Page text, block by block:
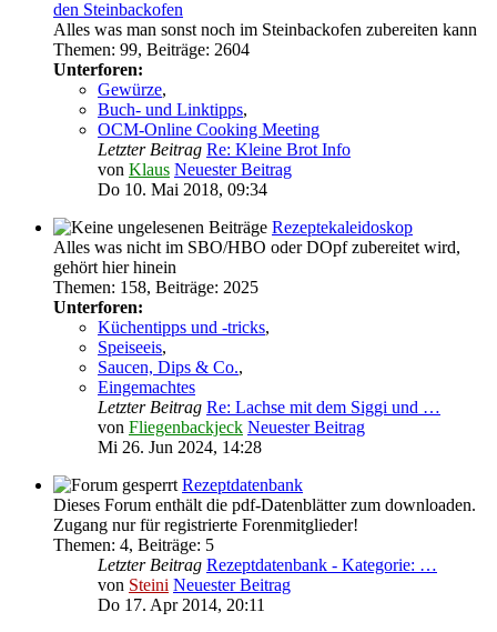
den Steinbackofen
Alles was man sonst noch im Steinbackofen zubereiten kann
Themen: 99, Beiträge: 2604
Unterforen:
Gewürze,
Buch- und Linktipps,
OCM-Online Cooking Meeting
Letzter Beitrag Re: Kleine Brot Info
von Klaus Neuester Beitrag
Do 10. Mai 2018, 09:34
Rezeptekaleidoskop
Alles was nicht im SBO/HBO oder DOpf zubereitet wird,
gehört hier hinein
Themen: 158, Beiträge: 2025
Unterforen:
Küchentipps und -tricks,
Speiseeis,
Saucen, Dips & Co.,
Eingemachtes
Letzter Beitrag Re: Lachse mit dem Siggi und …
von Fliegenbackjeck Neuester Beitrag
Mi 26. Jun 2024, 14:28
Rezeptdatenbank
Dieses Forum enthält die pdf-Datenblätter zum downloaden.
Zugang nur für registrierte Forenmitglieder!
Themen: 4, Beiträge: 5
Letzter Beitrag Rezeptdatenbank - Kategorie: …
von Steini Neuester Beitrag
Do 17. Apr 2014, 20:11